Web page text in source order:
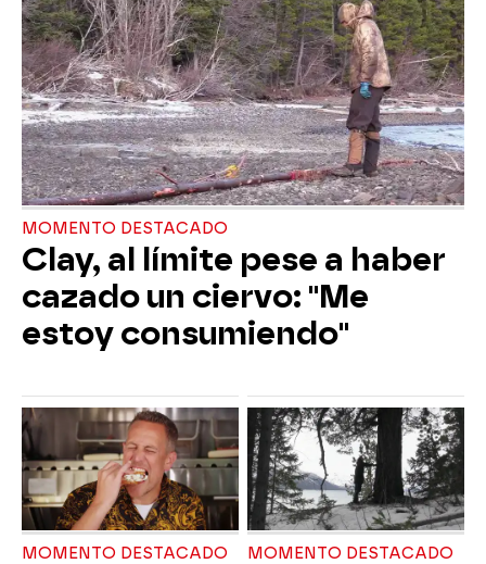
MOMENTO DESTACADO
Clay, al límite pese a haber
cazado un ciervo: "Me
estoy consumiendo"
MOMENTO DESTACADO MOMENTO DESTACADO